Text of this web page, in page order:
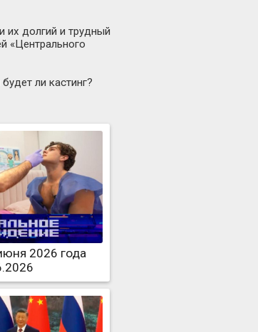
их долгий и трудный
«Центрального
ли кастинг?
2026 года